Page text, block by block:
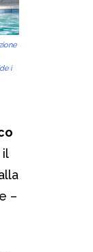
i
il
–